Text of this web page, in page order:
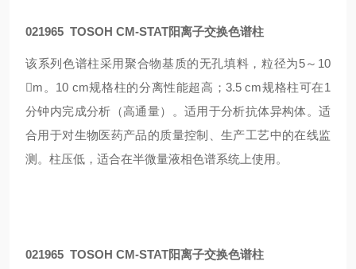
021965 TOSOH CM-STAT阳离子交换色谱柱
该系列色谱柱采用聚合物基质的无孔填料，粒径为5～ 10
m 。 10 cm规格柱的分离性能超高； 3.5 cm规格柱可在1
分钟内完成分析（高通量）。适用于分析抗体异构体。适
合用于对生物医药产品的质量控制、生产工艺中的在线监
测。柱压低，适合在半微量液相色谱系统上使用。
021965 TOSOH CM-STAT阳离子交换色谱柱